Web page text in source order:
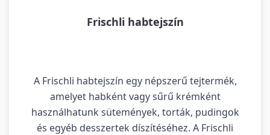
Frischli habtejszín
A Frischli habtejszín egy népszerű tejtermék,
amelyet habként vagy sűrű krémként
használhatunk sütemények, torták, pudingok
és egyéb desszertek díszítéséhez. A Frischli